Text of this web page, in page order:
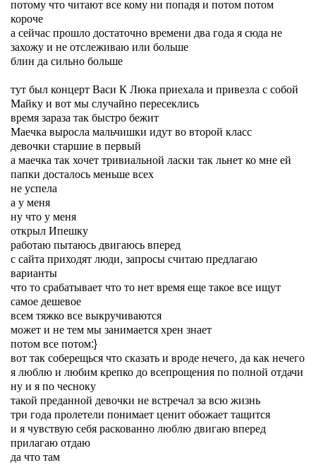
потому что читают все кому ни попадя и потом потом
короче
а сейчас прошло достаточно времени два года я сюда не
захожу и не отслеживаю или больше
блин да сильно больше
тут был концерт Васи К Люка приехала и привезла с собой
Майку и вот мы случайно пересеклись
время зараза так быстро бежит
Маечка выросла мальчишки идут во второй класс
девочки старшие в первый
а маечка так хочет тривиальной ласки так льнет ко мне ей
папки досталось меньше всех
не успела
а у меня
ну что у меня
открыл Ипешку
работаю пытаюсь двигаюсь вперед
с сайта приходят люди, запросы считаю предлагаю
варианты
что то срабатывает что то нет время еще такое все ищут
самое дешевое
всем тяжко все выкручиваются
может и не тем мы занимается хрен знает
потом все потом:}
вот так соберещься что сказать и вроде нечего, да как нечего
я люблю и любим крепко до всепрощения по полной отдачи
ну и я по чесноку
такой преданной девочки не встречал за всю жизнь
три года пролетели понимает ценит обожает тащится
и я чувствую себя раскованно люблю двигаю вперед
прилагаю отдаю
да что там